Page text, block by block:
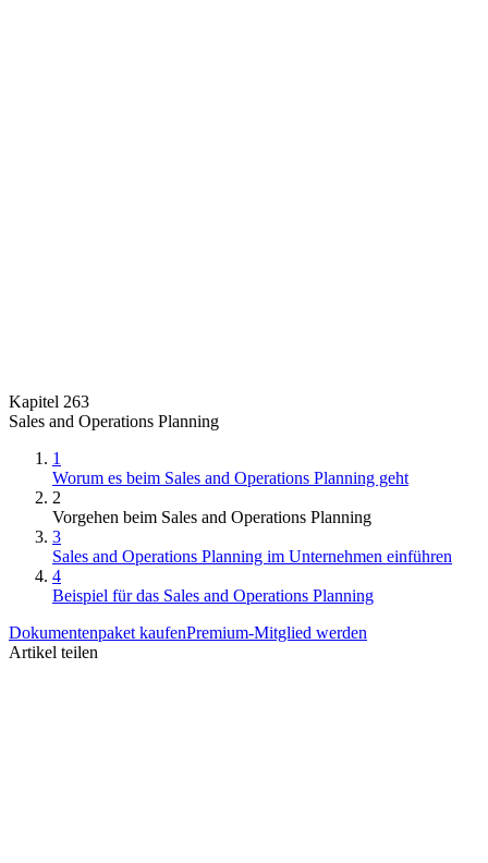
Kapitel 263
Sales and Operations Planning
1
Worum es beim Sales and Operations Planning geht
2
Vorgehen beim Sales and Operations Planning
3
Sales and Operations Planning im Unternehmen einführen
4
Beispiel für das Sales and Operations Planning
Dokumentenpaket kaufenPremium-Mitglied werden
Artikel teilen